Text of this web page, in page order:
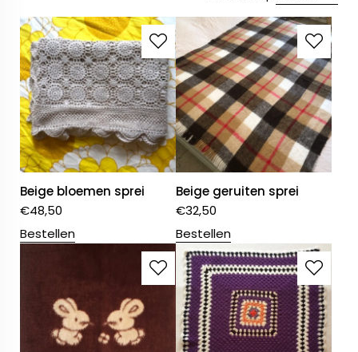
Beige bloemen sprei
€48,50
Bestellen
Beige geruiten sprei
€32,50
Bestellen